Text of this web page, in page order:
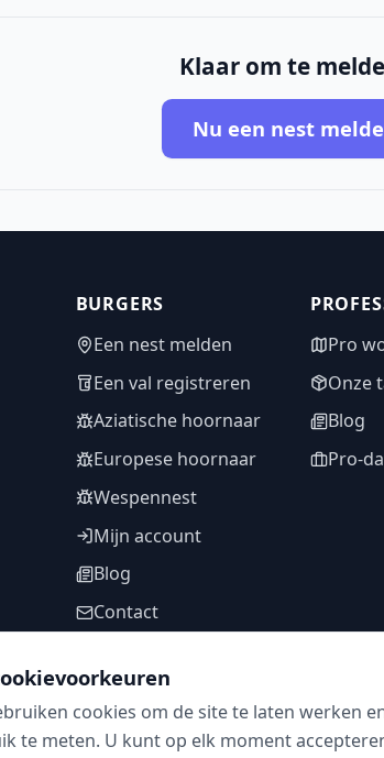
Klaar om te
Nu een nest
BURGERS
Een nest melden
Een val registreren
Aziatische hoornaar
Europese hoornaar
Wespennest
Mijn account
Blog
Contact
Pro
Onze
Blog
Pro-
VOLG ONS
cookies om de site te laten werken
te meten. U kunt op elk moment